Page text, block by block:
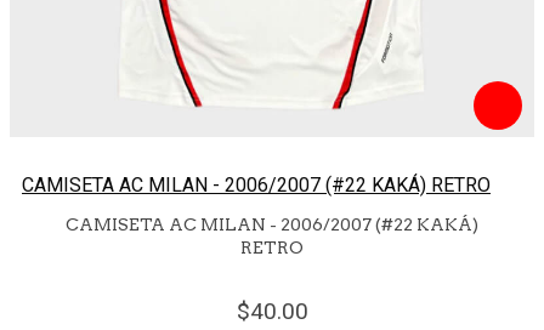
CAMISETA AC MILAN - 2006/2007 (#22 KAKÁ) RETRO
CAMISETA AC MILAN - 2006/2007 (#22 KAKÁ)
RETRO
40.00